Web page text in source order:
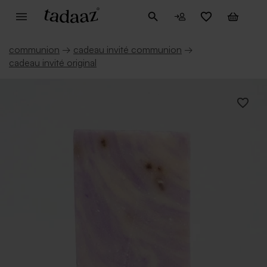
communion → cadeau invité communion →
cadeau invité original